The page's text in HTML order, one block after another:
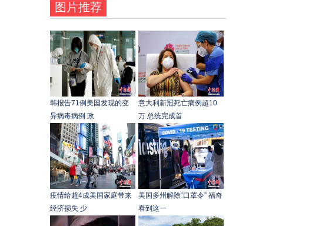
图片推荐
韩报告71例美国发现的变
异病毒病例 政
意大利新冠死亡病例超10
万 总统完成首
疫情给超4成美国家庭带来
经济损失 少
美国多州解除“口罩令” 福奇
看到这一